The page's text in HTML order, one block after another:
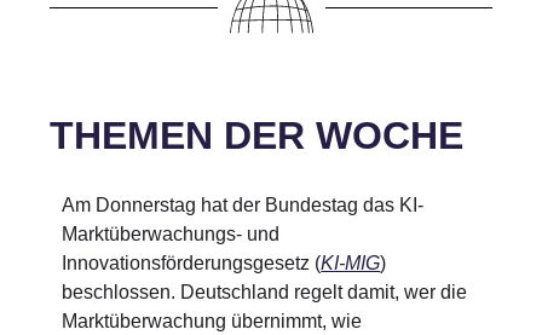
THEMEN DER WOCHE
Am Donnerstag hat der Bundestag das KI-
Marktüberwachungs- und
Innovationsförderungsgesetz (KI-MIG)
beschlossen. Deutschland regelt damit, wer die
Marktüberwachung übernimmt, wie